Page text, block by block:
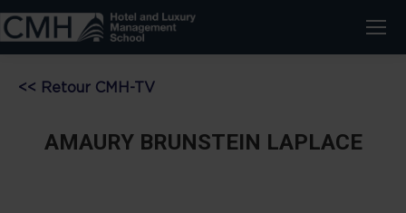
<< Retour CMH-TV
AMAURY BRUNSTEIN LAPLACE